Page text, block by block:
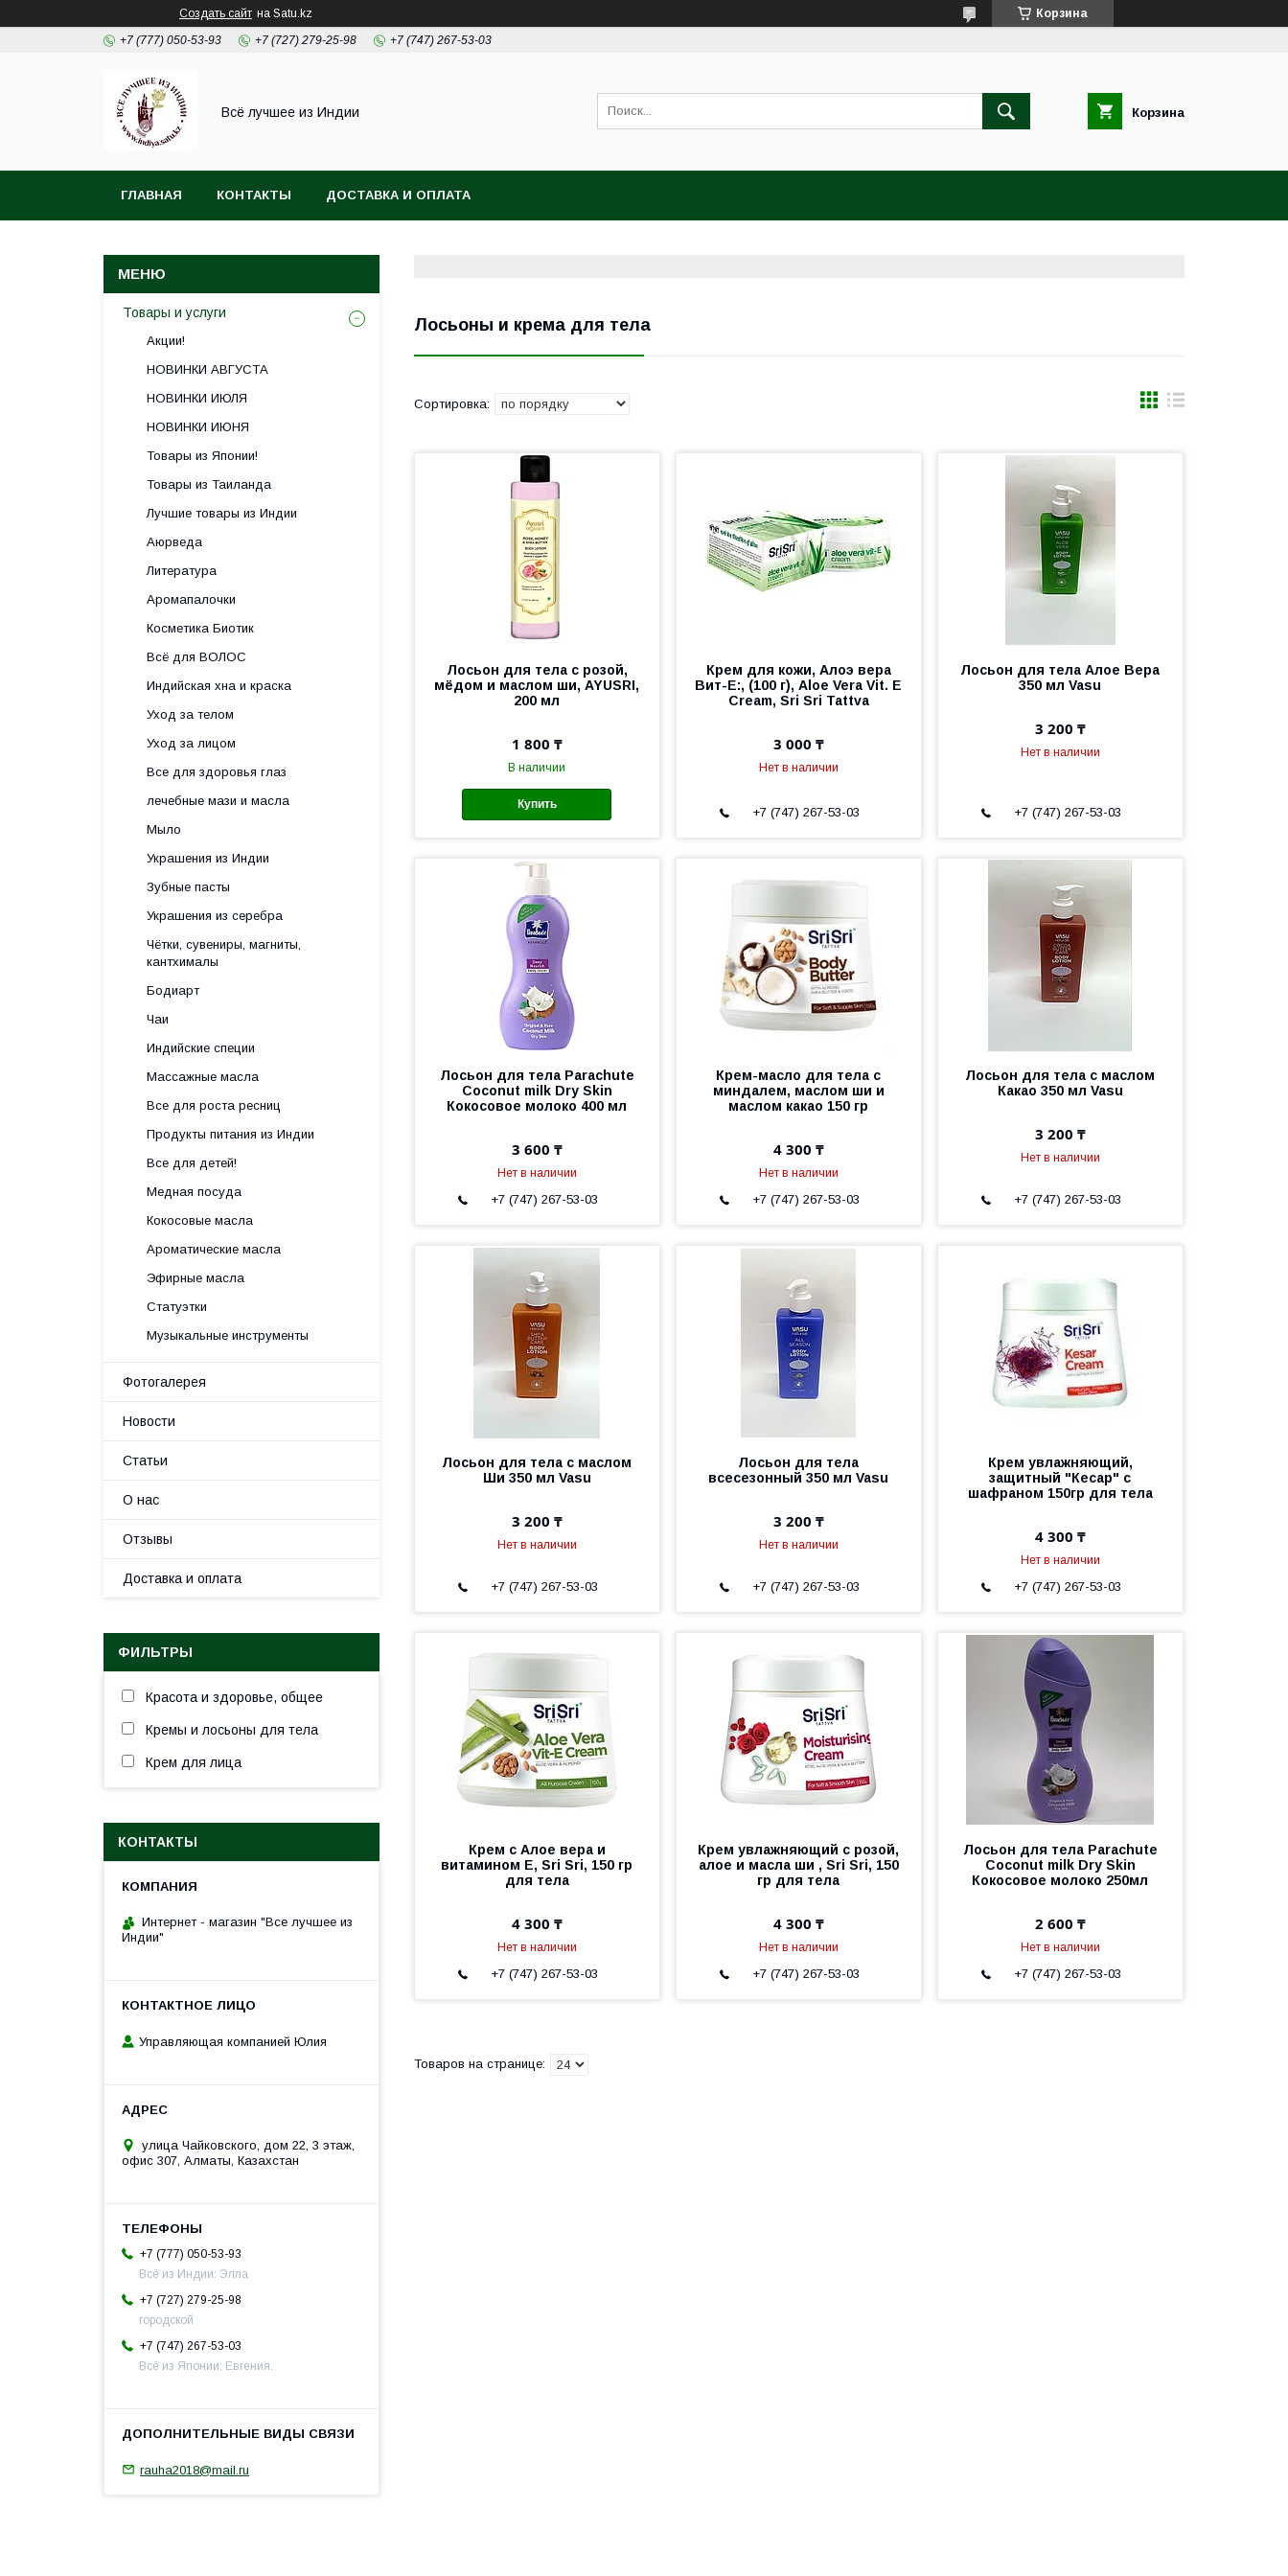
Создать сайт на Satu.kz Корзина
+7 (777) 050-53-93 +7 (727) 279-25-98 +7 (747) 267-53-03
Всё лучшее из Индии Корзина
ГЛАВНАЯ КОНТАКТЫ ДОСТАВКА И ОПЛАТА
Лосьоны и крема для тела
Лосьон для тела с розой,
мёдом и маслом ши, AYUSRI,
200 мл
1 800 ₸
В наличии
Купить
Крем для кожи, Алоэ вера
Вит-Е:, (100 г), Aloe Vera Vit. E
Cream, Sri Sri Tattva
3 000 ₸
Нет в наличии
+7 (747) 267-53-03
Лосьон для тела Алое Вера
350 мл Vasu
3 200 ₸
Нет в наличии
+7 (747) 267-53-03
Лосьон для тела Parachute
Coconut milk Dry Skin
Кокосовое молоко 400 мл
3 600 ₸
Нет в наличии
+7 (747) 267-53-03
Крем-масло для тела с
миндалем, маслом ши и
маслом какао 150 гр
4 300 ₸
Нет в наличии
+7 (747) 267-53-03
Лосьон для тела с маслом
Какао 350 мл Vasu
3 200 ₸
Нет в наличии
+7 (747) 267-53-03
Лосьон для тела с маслом
Ши 350 мл Vasu
3 200 ₸
Нет в наличии
+7 (747) 267-53-03
Лосьон для тела
всесезонный 350 мл Vasu
3 200 ₸
Нет в наличии
+7 (747) 267-53-03
Крем увлажняющий,
защитный "Кесар" с
шафраном 150гр для тела
4 300 ₸
Нет в наличии
+7 (747) 267-53-03
Крем с Алое вера и
витамином Е, Sri Sri, 150 гр
для тела
4 300 ₸
Нет в наличии
+7 (747) 267-53-03
Крем увлажняющий с розой,
алое и масла ши , Sri Sri, 150
гр для тела
4 300 ₸
Нет в наличии
+7 (747) 267-53-03
Лосьон для тела Parachute
Coconut milk Dry Skin
Кокосовое молоко 250мл
2 600 ₸
Нет в наличии
+7 (747) 267-53-03
Товары и услуги
Акции!
НОВИНКИ АВГУСТА
НОВИНКИ ИЮЛЯ
НОВИНКИ ИЮНЯ
Товары из Японии!
Товары из Таиланда
Лучшие товары из Индии
Аюрведа
Литература
Аромапалочки
Косметика Биотик
Всё для ВОЛОС
Индийская хна и краска
Уход за телом
Уход за лицом
Все для здоровья глаз
лечебные мази и масла
Мыло
Украшения из Индии
Зубные пасты
Украшения из серебра
Чётки, сувениры, магниты,
кантхималы
Бодиарт
Чаи
Индийские специи
Массажные масла
Все для роста ресниц
Продукты питания из Индии
Все для детей!
Медная посуда
Кокосовые масла
Ароматические масла
Эфирные масла
Статуэтки
Музыкальные инструменты
Фотогалерея
Новости
Статьи
О нас
Отзывы
Доставка и оплата
ФИЛЬТРЫ
Красота и здоровье, общее
Кремы и лосьоны для тела
Крем для лица
КОНТАКТЫ
Интернет - магазин "Все лучшее из
Индии"
Управляющая компанией Юлия
улица Чайковского, дом 22, 3 этаж,
офис 307, Алматы, Казахстан
+7 (777) 050-53-93
Всё из Индии: Элла
+7 (727) 279-25-98
городской
+7 (747) 267-53-03
Всё из Японии: Евгения.
rauha2018@mail.ru